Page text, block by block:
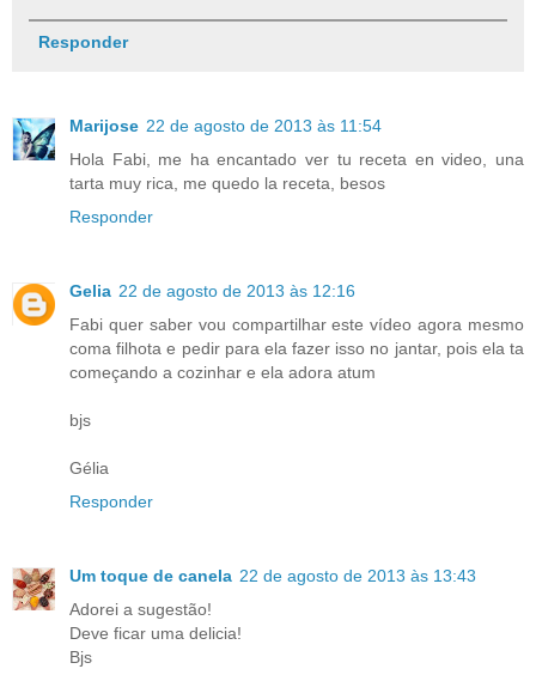
Responder
Marijose 22 de agosto de 2013 às 11:54
Hola Fabi, me ha encantado ver tu receta en video, una
tarta muy rica, me quedo la receta, besos
Responder
Gelia 22 de agosto de 2013 às 12:16
Fabi quer saber vou compartilhar este vídeo agora mesmo
coma filhota e pedir para ela fazer isso no jantar, pois ela ta
começando a cozinhar e ela adora atum
bjs
Gélia
Responder
Um toque de canela 22 de agosto de 2013 às 13:43
Adorei a sugestão!
Deve ficar uma delicia!
Bjs